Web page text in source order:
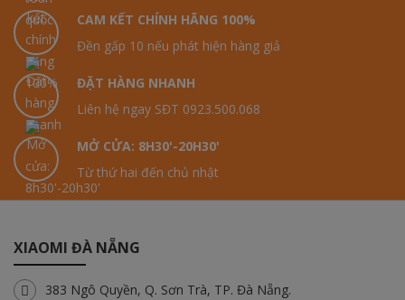
CAM KẾT CHÍNH HÃNG 100%
Đền gấp 10 nếu phát hiện hàng giả
ĐẶT HÀNG NHANH
Liên hệ ngay SĐT 0923.500.068
MỞ CỬA: 8H30'-20H30'
Từ thứ hai đến chủ nhật
XIAOMI ĐÀ NẴNG
383 Ngô Quyền, Q. Sơn Trà, TP. Đà Nẵng.